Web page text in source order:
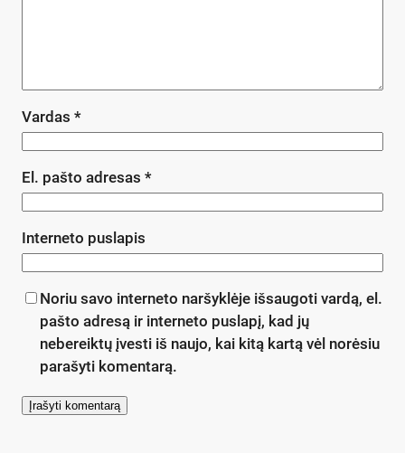
Vardas *
El. pašto adresas *
Interneto puslapis
Noriu savo interneto naršyklėje išsaugoti vardą, el.
pašto adresą ir interneto puslapį, kad jų
nebereiktų įvesti iš naujo, kai kitą kartą vėl norėsiu
parašyti komentarą.